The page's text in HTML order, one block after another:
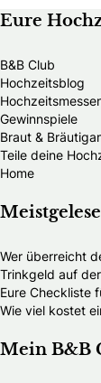
Eure
B&B Club
Hochzeitsblog
Gewinnspiele
Braut &
Teile deine
Home
Wer überreicht
Trinkgeld auf
Eure Checkliste
Wie viel kostet
Mein B&B